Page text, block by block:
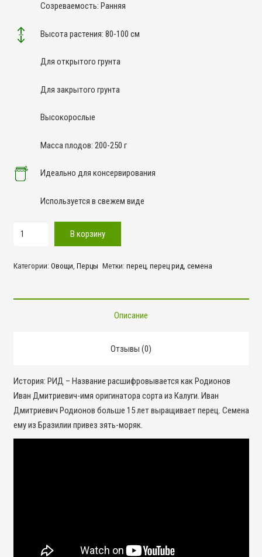
Созреваемость: Ранняя
Высота растения: 80-100 см
Для открытого грунта
Для закрытого грунта
Высокорослые
Масса плодов: 200-250 г
Идеально для консервирования
Используется в свежем виде
Количество
В корзину
Категории: Овощи Перцы Метки: перец перец рид семена
Описание
Отзывы (0)
История: РИД – Название расшифровывается как Родионов
Иван Дмитриевич-имя оригинатора сорта из Калуги. Иван
Дмитриевич Родионов больше 15 лет выращивает перец. Семена
ему из Бразилии привез зять-моряк.